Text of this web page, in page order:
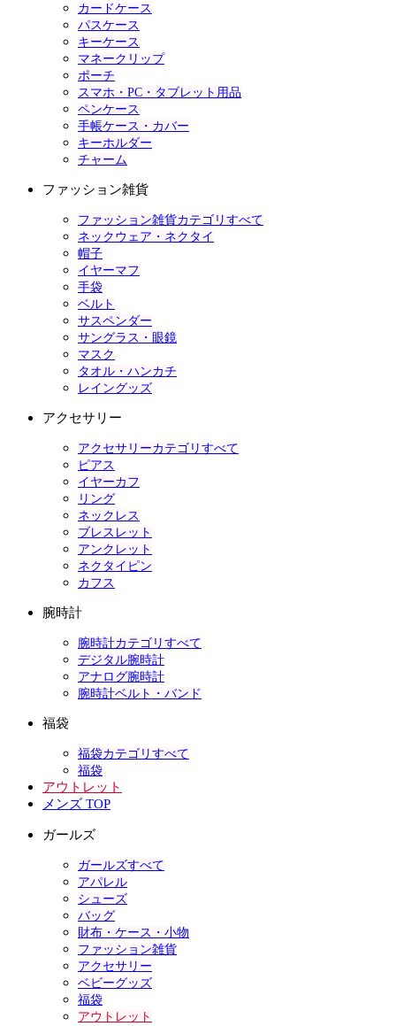
カードケース
パスケース
キーケース
マネークリップ
ポーチ
スマホ・PC・タブレット用品
ペンケース
手帳ケース・カバー
キーホルダー
チャーム
ファッション雑貨
ファッション雑貨カテゴリすべて
ネックウェア・ネクタイ
帽子
イヤーマフ
手袋
ベルト
サスペンダー
サングラス・眼鏡
マスク
タオル・ハンカチ
レイングッズ
アクセサリー
アクセサリーカテゴリすべて
ピアス
イヤーカフ
リング
ネックレス
ブレスレット
アンクレット
ネクタイピン
カフス
腕時計
腕時計カテゴリすべて
デジタル腕時計
アナログ腕時計
腕時計ベルト・バンド
福袋
福袋カテゴリすべて
福袋
アウトレット
メンズ TOP
ガールズ
ガールズすべて
アパレル
シューズ
バッグ
財布・ケース・小物
ファッション雑貨
アクセサリー
ベビーグッズ
福袋
アウトレット